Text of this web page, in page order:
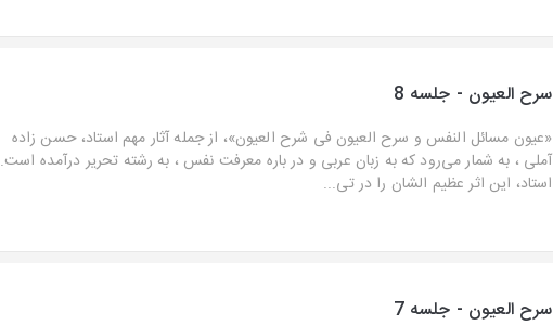
سرح العیون - جلسه 8
«عیون مسائل النفس و سرح العیون فی شرح العیون»، از جمله آثار مهم استاد، حسن زاده
آملی ، به شمار می‌رود که به زبان عربی و در باره معرفت نفس ، به رشته تحریر درآمده است.
استاد، این اثر عظیم الشان را در تی...
سرح العیون - جلسه 7